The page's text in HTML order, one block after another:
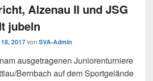
Alzenau II und JSG
jubeln
2017von SVA-Admin
ausgetragenen Juniorenturniere
Bernbach auf dem Sportgelände